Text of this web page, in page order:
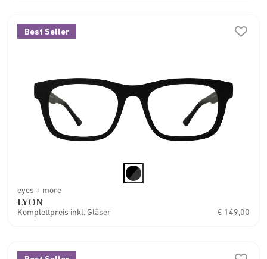
Best Seller
eyes + more
LYON
Komplettpreis inkl. Gläser € 149,00